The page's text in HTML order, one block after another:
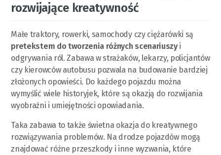
rozwijające kreatywność
Małe traktory, rowerki, samochody czy ciężarówki są
pretekstem do tworzenia różnych scenariuszyi
odgrywania ról. Zabawa w strażaków, lekarzy, policjantów
czy kierowców autobusu pozwala na budowanie bardziej
złożonych opowieści. Do każdego pojazdu można
wymyślić wiele historyjek, które są okazją do rozwijania
wyobraźni i umiejętności opowiadania.
Taka zabawa to także świetna okazja do kreatywnego
rozwiązywania problemów. Na drodze pojazdów mogą
znajdować różne przeszkody i inne wyzwania, które